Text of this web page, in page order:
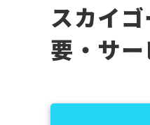
スカイ
要・サ